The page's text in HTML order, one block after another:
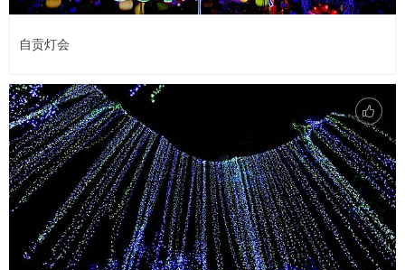
自贡灯会